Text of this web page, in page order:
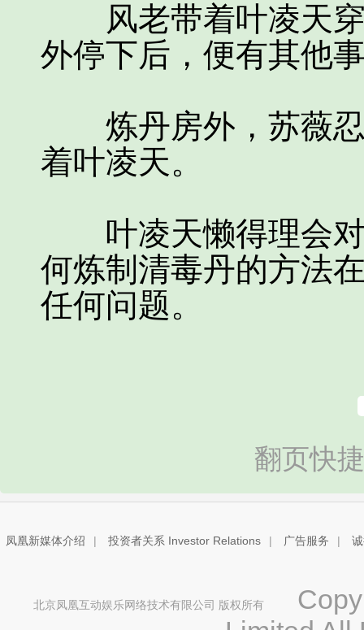
风老带着叶凌天穿
外停下后，便有其他
炼丹房外，苏薇忍
着叶凌天。
叶凌天懒得理会对
何炼制清毒丹的方法
任何问题。
翻页快
凤凰新媒体介绍 | 投资者关系 Investor Relations | 广告服务 |
北京凤凰互动娱乐网络技术有限公司 版权所有